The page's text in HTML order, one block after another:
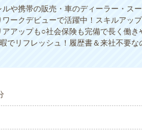
や携帯の販売・車のディーラー・ス
ークデビューで活躍中！スキルアッ
アップも○社会保険も完備で長く働き
でリフレッシュ！履歴書＆来社不要な